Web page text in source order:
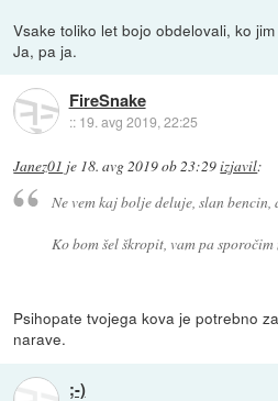
Vsake toliko let bojo obdelovali, ko
Ja, pa ja.
FireSnake
:: 19. avg 2019, 22:25
Janez01 je 18. avg 2019 ob 23:29izjavil:
Ne vem kaj bolje deluje, slan bencin,
Ko bom šel škropit, vam pa sporočim
Psihopate tvojega kova je potrebno
narave.
;-)